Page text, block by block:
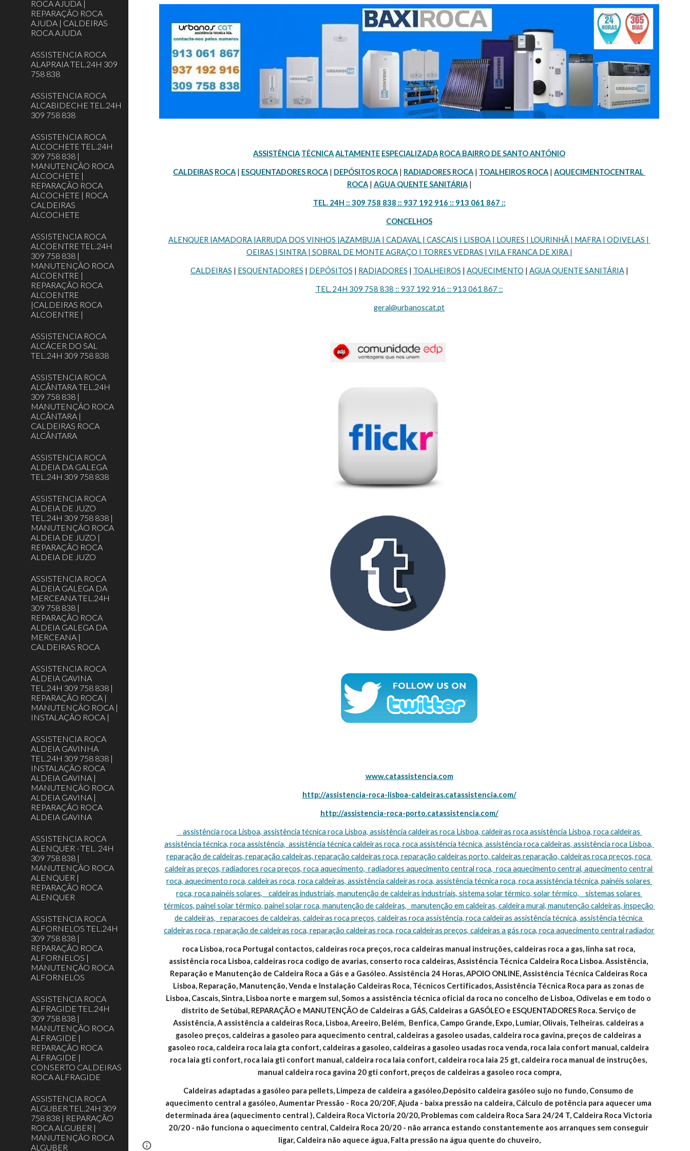
ROCA AJUDA |
REPARAÇÃO ROCA
AJUDA | CALDEIRAS
ROCA AJUDA
ASSISTENCIA ROCA
ALAPRAIA TEL.24H 309
758 838
ASSISTENCIA ROCA
ALCABIDECHE TEL.24H
309 758 838
ASSISTENCIA ROCA
ALCOCHETE TEL.24H
309 758 838 |
MANUTENÇÃO ROCA
ALCOCHETE |
REPARAÇÃO ROCA
ALCOCHETE | ROCA
CALDEIRAS
ALCOCHETE
ASSISTENCIA ROCA
ALCOENTRE TEL.24H
309 758 838 |
MANUTENÇÃO ROCA
ALCOENTRE |
REPARAÇÃO ROCA
ALCOENTRE
|CALDEIRAS ROCA
ALCOENTRE |
ASSISTENCIA ROCA
ALCÁCER DO SAL
TEL.24H 309 758 838
ASSISTENCIA ROCA
ALCÂNTARA TEL.24H
309 758 838 |
MANUTENÇÃO ROCA
ALCÂNTARA |
CALDEIRAS ROCA
ALCÂNTARA
ASSISTENCIA ROCA
ALDEIA DA GALEGA
TEL.24H 309 758 838
ASSISTENCIA ROCA
ALDEIA DE JUZO
TEL.24H 309 758 838 |
MANUTENÇÃO ROCA
ALDEIA DE JUZO |
REPARAÇÃO ROCA
ALDEIA DE JUZO
ASSISTENCIA ROCA
ALDEIA GALEGA DA
MERCEANA TEL.24H
309 758 838 |
REPARAÇÃO ROCA
ALDEIA GALEGA DA
MERCEANA |
CALDEIRAS ROCA
ASSISTENCIA ROCA
ALDEIA GAVINA
TEL.24H 309 758 838 |
REPARAÇÃO ROCA |
MANUTENÇÃO ROCA |
INSTALAÇÃO ROCA |
ASSISTENCIA ROCA
ALDEIA GAVINHA
TEL.24H 309 758 838 |
INSTALAÇÃO ROCA
ALDEIA GAVINA |
MANUTENÇÃO ROCA
ALDEIA GAVINA |
REPARAÇÃO ROCA
ALDEIA GAVINA
ASSISTENCIA ROCA
ALENQUER - TEL. 24H
309 758 838 |
MANUTENÇÃO ROCA
ALENQUER |
REPARAÇÃO ROCA
ALENQUER
ASSISTENCIA ROCA
ALFORNELOS TEL.24H
309 758 838 |
REPARAÇÃO ROCA
ALFORNELOS |
MANUTENÇÃO ROCA
ALFORNELOS
ASSISTENCIA ROCA
ALFRAGIDE TEL.24H
309 758 838 |
MANUTENÇÃO ROCA
ALFRAGIDE |
REPARAÇÃO ROCA
ALFRAGIDE |
CONSERTO CALDEIRAS
ROCA ALFRAGIDE
ASSISTENCIA ROCA
ALGUBER TEL.24H 309
758 838 | REPARAÇÃO
ROCA ALGUBER |
MANUTENÇÃO ROCA
ALGUBER
ASSISTÊNCIA TÉCNICAALTAMENTE ESPECIALIZADA ROCA BAIRRO DE SANTO ANTÓNIO
CALDEIRAS ROCA | ESQUENTADORES ROCA | DEPÓSITOS ROCA | RADIADORES ROCA | TOALHEIROS ROCA | AQUECIMENTOCENTRAL
ROCA | AGUA QUENTE SANITÁRIA |
TEL. 24H :: 309 758 838 :: 937 192 916 :: 913 061 867 ::
CONCELHOS
ALENQUER |AMADORA |ARRUDA DOS VINHOS |AZAMBUJA | CADAVAL | CASCAIS | LISBOA | LOURES | LOURINHÃ | MAFRA | ODIVELAS |
OEIRAS | SINTRA | SOBRAL DE MONTE AGRAÇO | TORRES VEDRAS | VILA FRANCA DE XIRA |
CALDEIRAS | ESQUENTADORES | DEPÓSITOS | RADIADORES | TOALHEIROS | AQUECIMENTO | AGUA QUENTE SANITÁRIA |
TEL. 24H 309 758 838 :: 937 192 916 :: 913 061 867 ::
geral@urbanoscat.pt
www.catassistencia.com
http://assistencia-roca-lisboa-caldeiras.catassistencia.com/
http://assistencia-roca-porto.catassistencia.com/
assistência técnica, roca assistência,  assistência técnica caldeiras roca, roca assistência técnica, assistência roca caldeiras, assistência roca Lisboa,
reparação de caldeiras, reparação caldeiras, reparação caldeiras roca, reparação caldeiras porto, caldeiras reparação, caldeiras roca preços, roca
caldeiras preços, radiadores roca preços, roca aquecimento,  radiadores aquecimento central roca,  roca aquecimento central, aquecimento central
roca, aquecimento roca, caldeiras roca, roca caldeiras, assistência caldeiras roca, assistência técnica roca, roca assistência técnica, painéis solares
roca, roca painéis solares,    caldeiras industriais, manutenção de caldeiras industriais, sistema solar térmico, solar térmico,    sistemas solares
térmicos, painel solar térmico, painel solar roca, manutenção de caldeiras,   manutenção em caldeiras, caldeira mural, manutenção caldeiras, inspeção
de caldeiras,   reparacoes de caldeiras, caldeiras roca preços, caldeiras roca assistência, roca caldeiras assistência técnica, assistência técnica
caldeiras roca, reparação de caldeiras roca, reparação caldeiras roca, roca caldeiras preços, caldeiras a gás roca, roca aquecimento central radiador
roca Lisboa, roca Portugal contactos, caldeiras roca preços, roca caldeiras manual instruções, caldeiras roca a gas, linha sat roca,
assistência roca Lisboa, caldeiras roca codigo de avarias, conserto roca caldeiras, Assistência Técnica Caldeira Roca Lisboa. Assistência,
Reparação e Manutenção de Caldeira Roca a Gás e a Gasóleo. Assistência 24 Horas, APOIO ONLINE, Assistência Técnica Caldeiras Roca
Lisboa, Reparação, Manutenção, Venda e Instalação Caldeiras Roca, Técnicos Certificados, Assistência Técnica Roca para as zonas de
Lisboa, Cascais, Sintra, Lisboa norte e margem sul, Somos a assistência técnica oficial da roca no concelho de Lisboa, Odivelas e em todo o
distrito de Setúbal, REPARAÇÃO e MANUTENÇÃO de Caldeiras a GÁS, Caldeiras a GASÓLEO e ESQUENTADORES Roca. Serviço de
Assistência, A assistência a caldeiras Roca, Lisboa, Areeiro, Belém,  Benfica, Campo Grande, Expo, Lumiar, Olivais, Telheiras. caldeiras a
gasoleo preços, caldeiras a gasoleo para aquecimento central, caldeiras a gasoleo usadas, caldeira roca gavina, preços de caldeiras a
gasoleo roca, caldeira roca laia gta confort, caldeiras a gasoleo, caldeiras a gasoleo usadas roca venda, roca laia confort manual, caldeira
roca laia gti confort, roca laia gti confort manual, caldeira roca laia confort, caldeira roca laia 25 gt, caldeira roca manual de instruções,
manual caldeira roca gavina 20 gti confort, preços de caldeiras a gasoleo roca compra,
Caldeiras adaptadas a gasóleo para pellets, Limpeza de caldeira a gasóleo,Depósito caldeira gasóleo sujo no fundo, Consumo de
aquecimento central a gasóleo, Aumentar Pressão - Roca 20/20F, Ajuda - baixa pressão na caldeira, Cálculo de potência para aquecer uma
determinada área (aquecimento central ), Caldeira Roca Victoria 20/20, Problemas com caldeira Roca Sara 24/24 T, Caldeira Roca Victoria
20/20 - não funciona o aquecimento central, Caldeira Roca 20/20 - não arranca estando constantemente aos arranques sem conseguir
ligar, Caldeira não aquece água, Falta pressão na água quente do chuveiro,